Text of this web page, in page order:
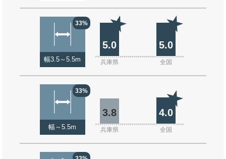
33%
幅3.5～5.5m
5.0 5.0
兵庫県 全国
33%
幅～5.5m
3.8 4.0
兵庫県 全国